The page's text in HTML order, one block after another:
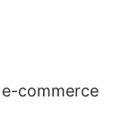
commerce